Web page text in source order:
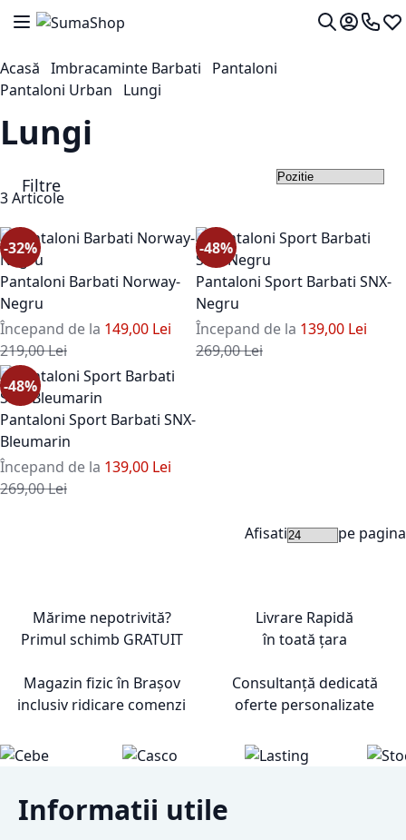
Mergeti la Continut
Comutare în navigare
Contul
0724
Acasă Imbracaminte Barbati
Pantaloni
Pantaloni Urban
Lungi
Lungi
Filtre
3Articole
-32%
Pantaloni Barbati Norway-
Negru
Începand de la 149,00 Lei
Pret standard
219,00 Lei
-48%
Pantaloni Sport Barbati SNX-
Negru
Începand de la 139,00 Lei
Pret standard
269,00 Lei
-48%
Pantaloni Sport Barbati SNX-
Bleumarin
Începand de la 139,00 Lei
Pret standard
269,00 Lei
Afisati pe pagina
Mărime nepotrivită?
Primul schimb GRATUIT
Livrare Rapidă
în toată țara
Magazin fizic în Brașov
inclusiv ridicare comenzi
Consultanță dedicată
oferte personalizate
Informatii utile